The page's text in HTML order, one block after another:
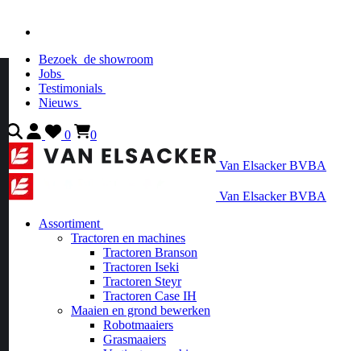
Bezoek de showroom
Jobs
Testimonials
Nieuws
0 0
Van Elsacker BVBA
Van Elsacker BVBA
Assortiment
Tractoren en machines
Tractoren Branson
Tractoren Iseki
Tractoren Steyr
Tractoren Case IH
Maaien en grond bewerken
Robotmaaiers
Grasmaaiers